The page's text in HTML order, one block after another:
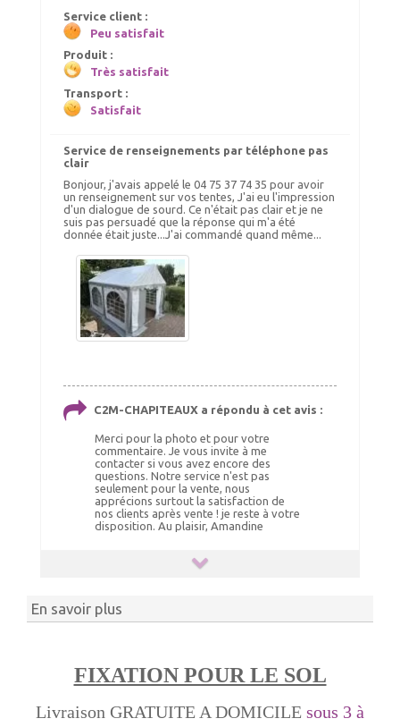
Service client :
Peu satisfait
Produit :
Très satisfait
Transport :
Satisfait
Service de renseignements par téléphone pas
clair
Bonjour, j'avais appelé le 04 75 37 74 35 pour avoir
un renseignement sur vos tentes, J'ai eu l'impression
d'un dialogue de sourd. Ce n'était pas clair et je ne
suis pas persuadé que la réponse qui m'a été
donnée était juste...J'ai commandé quand même...
C2M-CHAPITEAUX a répondu à cet avis :
Merci pour la photo et pour votre
commentaire. Je vous invite à me
contacter si vous avez encore des
questions. Notre service n'est pas
seulement pour la vente, nous
apprécions surtout la satisfaction de
nos clients après vente ! je reste à votre
disposition. Au plaisir, Amandine
En savoir plus
FIXATION POUR LE SOL
Livraison GRATUITE A DOMICILE sous 3 à